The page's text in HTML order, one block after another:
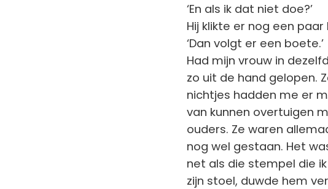
‘En als ik dat niet doe?’
Hij klikte er nog een
‘Dan volgt er een boete.’
Had mijn vrouw in
zo uit de hand gelopen.
nichtjes hadden me er
van kunnen overtuigen
ouders. Ze waren
nog wel gestaan. Het
net als die stempel die
zijn stoel, duwde hem